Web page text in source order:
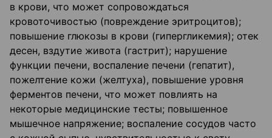
в крови, что может сопровождаться
кровоточивостью (повреждение эритроцитов);
повышение глюкозы в крови (гипергликемия); отек
десен, вздутие живота (гастрит); нарушение
функции печени, воспаление печени (гепатит),
пожелтение кожи (желтуха), повышение уровня
ферментов печени, что может повлиять на
некоторые медицинские тесты; повышенное
мышечное напряжение; воспаление сосудов часто